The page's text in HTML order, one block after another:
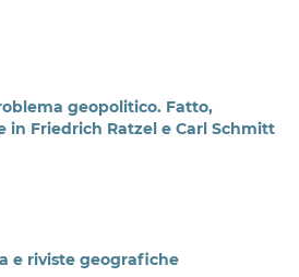
geopolitico. Fatto,
in Friedrich Ratzel e Carl Schmitt
e riviste geografiche